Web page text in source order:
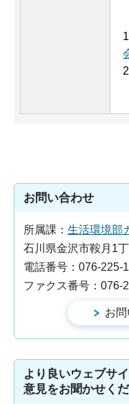
お問い合わせ
所属課： 生活環境部
石川県金沢市鞍月1
電話番号：076-225-
ファクス番号：076-
より良いウェブサ
意見をお聞かせく